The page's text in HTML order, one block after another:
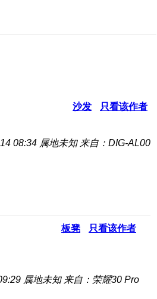
沙发 只看该作者
08:34 属地未知 来自：DIG-AL00
板凳 只看该作者
属地未知 来自：荣耀30 Pro